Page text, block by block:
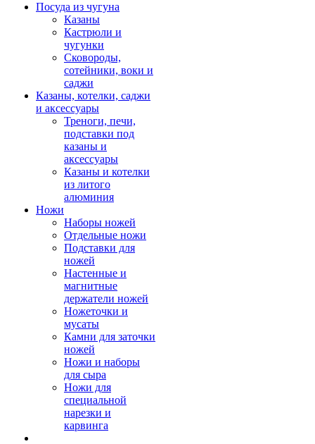
Посуда из чугуна
Казаны
Кастрюли и
чугунки
Сковороды,
сотейники, воки и
саджи
Казаны, котелки, саджи
и аксессуары
Треноги, печи,
подставки под
казаны и
аксессуары
Казаны и котелки
из литого
алюминия
Ножи
Наборы ножей
Отдельные ножи
Подставки для
ножей
Настенные и
магнитные
держатели ножей
Ножеточки и
мусаты
Камни для заточки
ножей
Ножи и наборы
для сыра
Ножи для
специальной
нарезки и
карвинга